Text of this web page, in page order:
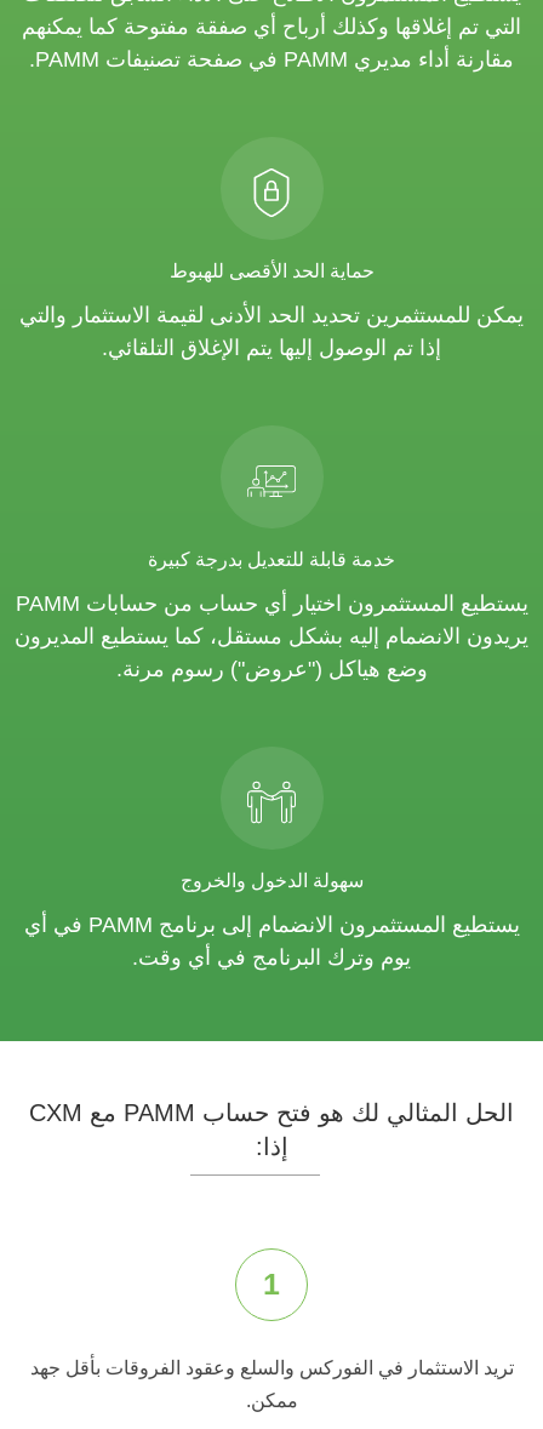
التي تم إغلاقها وكذلك أرباح أي صفقة مفتوحة كما يمكنهم
مقارنة أداء مديري PAMM في صفحة تصنيفات PAMM.
حماية الحد الأقصى للهبوط
يمكن للمستثمرين تحديد الحد الأدنى لقيمة الاستثمار والتي
إذا تم الوصول إليها يتم الإغلاق التلقائي.
خدمة قابلة للتعديل بدرجة كبيرة
يستطيع المستثمرون اختيار أي حساب من حسابات PAMM
يريدون الانضمام إليه بشكل مستقل، كما يستطيع المديرون
وضع هياكل ("عروض") رسوم مرنة.
سهولة الدخول والخروج
يستطيع المستثمرون الانضمام إلى برنامج PAMM في أي
يوم وترك البرنامج في أي وقت.
الحل المثالي لك هو فتح حساب PAMM مع CXM
إذا:
1
تريد الاستثمار في الفوركس والسلع وعقود الفروقات بأقل جهد
ممكن.